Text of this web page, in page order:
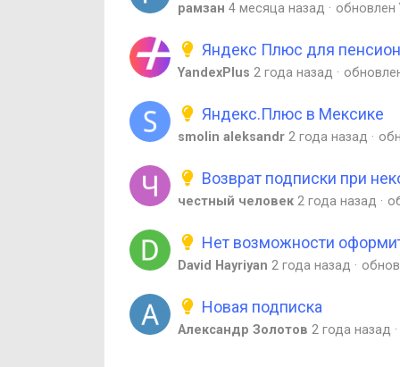
рамзан 4 месяца назад обновлен
Яндекс Плюс для
YandexPlus 2 года назад
Яндекс.Плюс в Мексике
smolin aleksandr 2 года назад
Возврат подписки при
честный человек 2 года назад
Нет возможности
David Hayriyan 2 года назад
Новая подписка
Александр Золотов 2 года назад